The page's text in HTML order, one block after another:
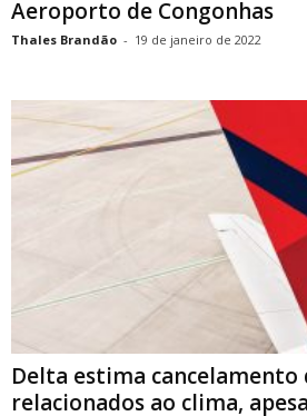
Aeroporto de Congonhas
Thales Brandão - 19 de janeiro de 2022
Delta estima cancelamento
relacionados ao clima,